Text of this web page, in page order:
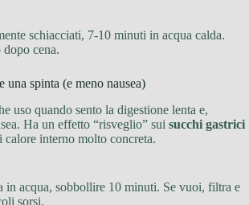
schiacciati, 7-10 minuti in acqua calda.
cena.
una spinta (e meno nausea)
uso quando sento la digestione lenta e,
Ha un effetto “risveglio” sui succhi gastrici
calore interno molto concreta.
in acqua, sobbollire 10 minuti. Se vuoi, filtra e
sorsi.